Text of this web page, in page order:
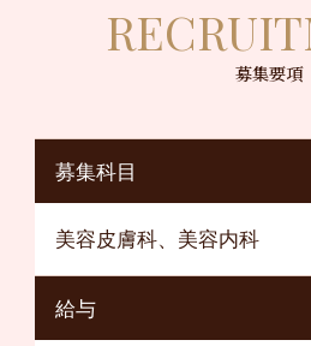
募集要項
募集科目
美容皮膚科、美容内科
給与